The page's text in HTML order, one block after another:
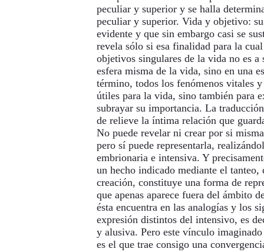
peculiar y superior y se halla
peculiar y superior. Vida y objetivo:
evidente y que sin embargo casi se
revela sólo si esa finalidad para la
objetivos singulares de la vida no es a
esfera misma de la vida, sino en una
término, todos los fenómenos vitales
útiles para la vida, sino también para
subrayar su importancia. La
de relieve la íntima relación que
No puede revelar ni crear por si
pero sí puede representarla,
embrionaria e intensiva. Y
un hecho indicado mediante el tanteo,
creación, constituye una forma de
que apenas aparece fuera del ámbito
ésta encuentra en las analogías y los
expresión distintos del intensivo, es
y alusiva. Pero este vínculo
es el que trae consigo una